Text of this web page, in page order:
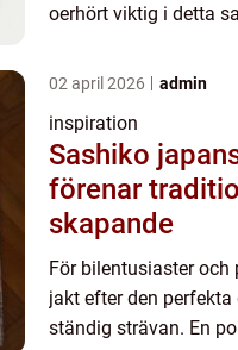
oerhört viktig i detta
02 april 2026 admin
inspiration
Sashiko japanskt broderi som
förenar
skapande
För bilentusiaster
jakt efter den
ständig strävan. En